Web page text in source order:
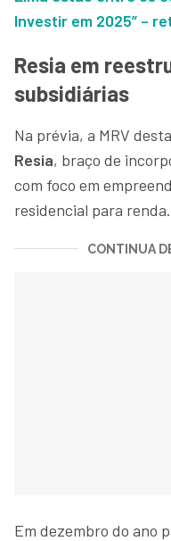
Investir em 2025” –
Resia em
subsidiárias
Na prévia, a MRV
Resia, braço de
com foco em
residencial para renda.
CONTINUA
Em dezembro do ano